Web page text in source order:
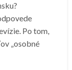
Po tom,
„osobné